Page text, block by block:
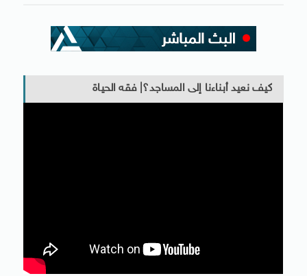
كيف نعيد أبناءنا إلى المساجد؟| فقه الحياة